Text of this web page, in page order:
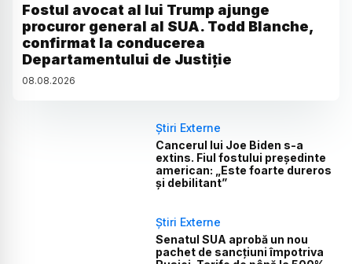
Fostul avocat al lui Trump ajunge
procuror general al SUA. Todd Blanche,
confirmat la conducerea
Departamentului de Justiție
08.08.2026
Știri Externe
Cancerul lui Joe Biden s-a
extins. Fiul fostului președinte
american: „Este foarte dureros
și debilitant”
Știri Externe
Senatul SUA aprobă un nou
pachet de sancțiuni împotriva